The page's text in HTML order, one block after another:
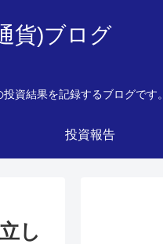
貨)ブログ
資結果を記録するブログです。
投資報告
し